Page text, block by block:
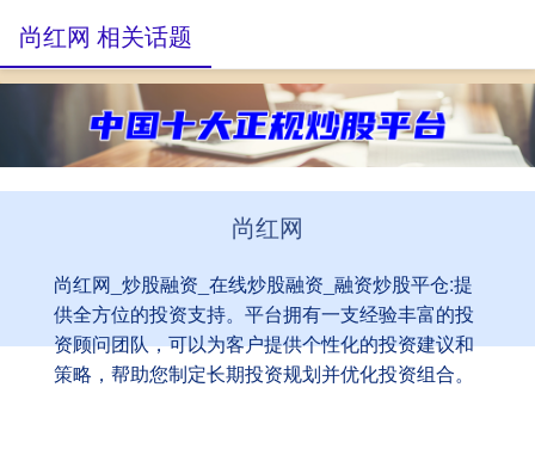
尚红网
尚红网_炒股融资_在线炒股融资_融资炒股平仓:提
供全方位的投资支持。平台拥有一支经验丰富的投
资顾问团队，可以为客户提供个性化的投资建议和
策略，帮助您制定长期投资规划并优化投资组合。
尚红网 相关话题